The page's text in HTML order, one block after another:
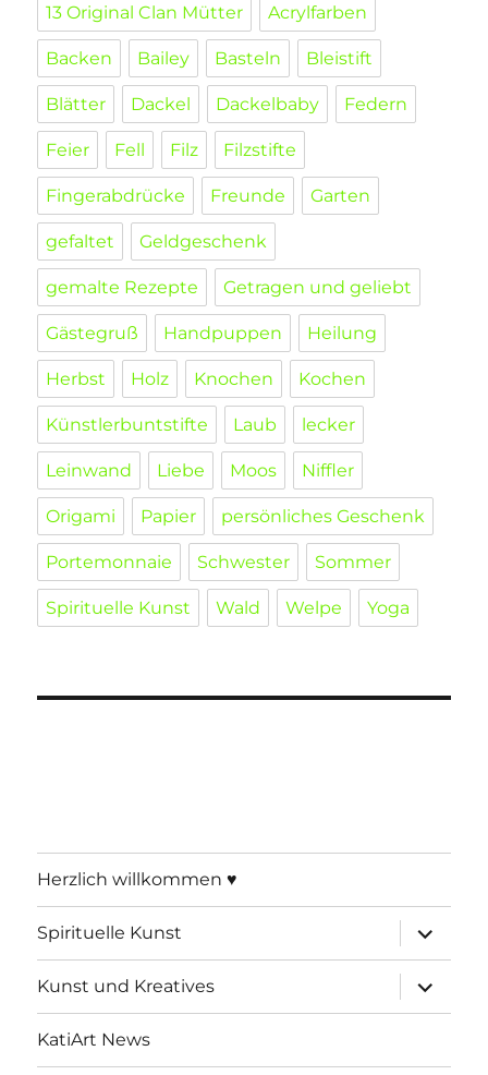
13 Original Clan Mütter Acrylfarben
Backen Bailey Basteln Bleistift
Blätter Dackel Dackelbaby Federn
Feier Fell Filz Filzstifte
Fingerabdrücke Freunde Garten
gefaltet Geldgeschenk
gemalte Rezepte Getragen und geliebt
Gästegruß Handpuppen Heilung
Herbst Holz Knochen Kochen
Künstlerbuntstifte Laub lecker
Leinwand Liebe Moos Niffler
Origami Papier persönliches Geschenk
Portemonnaie Schwester Sommer
Spirituelle Kunst Wald Welpe Yoga
Herzlich willkommen ♥
Spirituelle Kunst
öffnen
Kunst und Kreatives
öffnen
KatiArt News